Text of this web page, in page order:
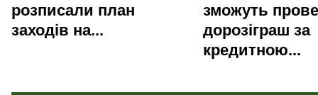
розписали план
заходів на...
зможуть
дорозіграш за
кредитною...